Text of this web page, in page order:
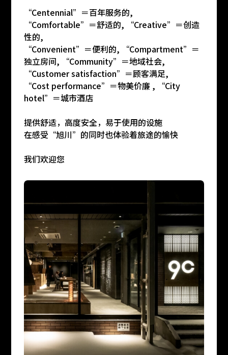
“Centennial”＝百年服务的,
“Comfortable”＝舒适的, “Creative”＝创造
性的,
“Convenient”＝便利的, “Compartment”＝
独立房间, “Community”＝地域社会,
“Customer satisfaction”＝顾客满足,
“Cost performance”＝物美价廉 , “City
hotel”＝城市酒店
提供舒适，高度安全，易于使用的设施
在感受“旭川”的同时也体验着旅途的愉快
我们欢迎您